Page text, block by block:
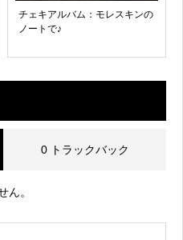
チェキアルバム：モレスキンの
ノートで♪
0 トラックバック
ん。